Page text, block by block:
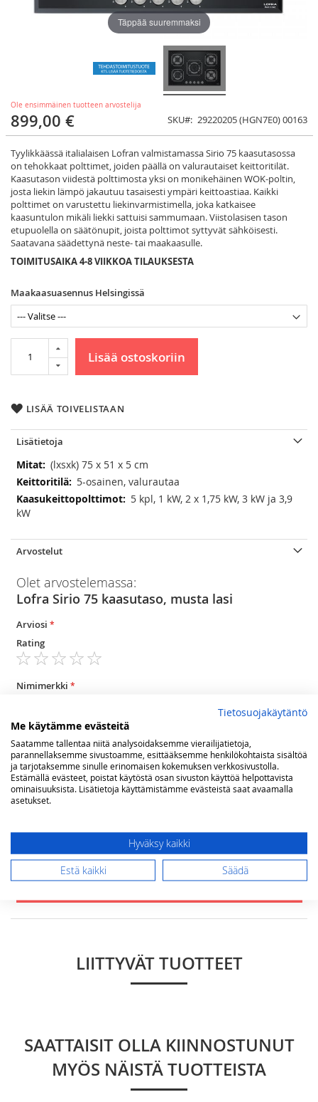
Ole ensimmäinen tuotteen arvostelija
899,00 € SKU 29220205 (HGN7E0) 00163
Tyylikkäässä italialaisen Lofran valmistamassa Sirio 75 kaasutasossa
on tehokkaat polttimet, joiden päällä on valurautaiset keittoritilät.
Kaasutason viidestä polttimosta yksi on monikehäinen WOK-poltin,
josta liekin lämpö jakautuu tasaisesti ympäri keittoastiaa. Kaikki
polttimet on varustettu liekinvarmistimella, joka katkaisee
kaasuntulon mikäli liekki sattuisi sammumaan. Viistolasisen tason
etupuolella on säätönupit, joista polttimot syttyvät sähköisesti.
Saatavana säädettynä neste- tai maakaasulle.
TOIMITUSAIKA 4-8 VIIKKOA TILAUKSESTA
Maakaasuasennus Helsingissä
Lisää ostoskoriin
LISÄÄ TOIVELISTAAN
Täppää suuremmaksi
Lisätietoja
Lisätietoja(lxsxk) 75 x 51 x 5 cm
5-osainen, valurautaa
5 kpl, 1 kW, 2 x 1,75 kW, 3 kW ja 3,9
kW
Arvostelut
Olet arvostelemassa:
Lofra Sirio 75 kaasutaso, musta lasi
Arviosi
Rating
star
stars
stars
stars
stars
Nimimerkki
Yhteenveto
Arvostelu
LIITTYVÄT TUOTTEET
SAATTAISIT OLLA KIINNOSTUNUT
MYÖS NÄISTÄ TUOTTEISTA
Tietosuojakäytäntö
Me käytämme evästeitä
Saatamme tallentaa niitä analysoidaksemme vierailijatietoja,
parannellaksemme sivustoamme, esittääksemme henkilökohtaista sisältöä
ja tarjotaksemme sinulle erinomaisen kokemuksen verkkosivustolla.
Estämällä evästeet, poistat käytöstä osan sivuston käyttöä helpottavista
ominaisuuksista. Lisätietoja käyttämistämme evästeistä saat avaamalla
asetukset.
Hyväksy kaikki
Estä kaikki Säädä